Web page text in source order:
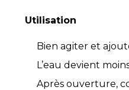
Utilisation
Bien agiter et
L’eau devient
Après ouverture,